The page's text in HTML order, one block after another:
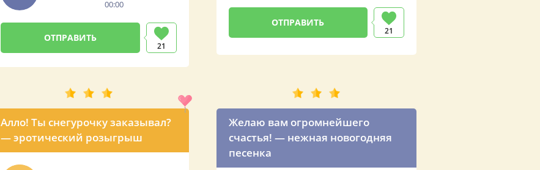
00:00
21
21
Алло! Ты снегурочку заказывал?
— эротический розыгрыш
Желаю вам огромнейшего
счастья! — нежная новогодняя
песенка